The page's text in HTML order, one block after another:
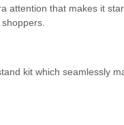
attention that makes it
kit which seamlessly